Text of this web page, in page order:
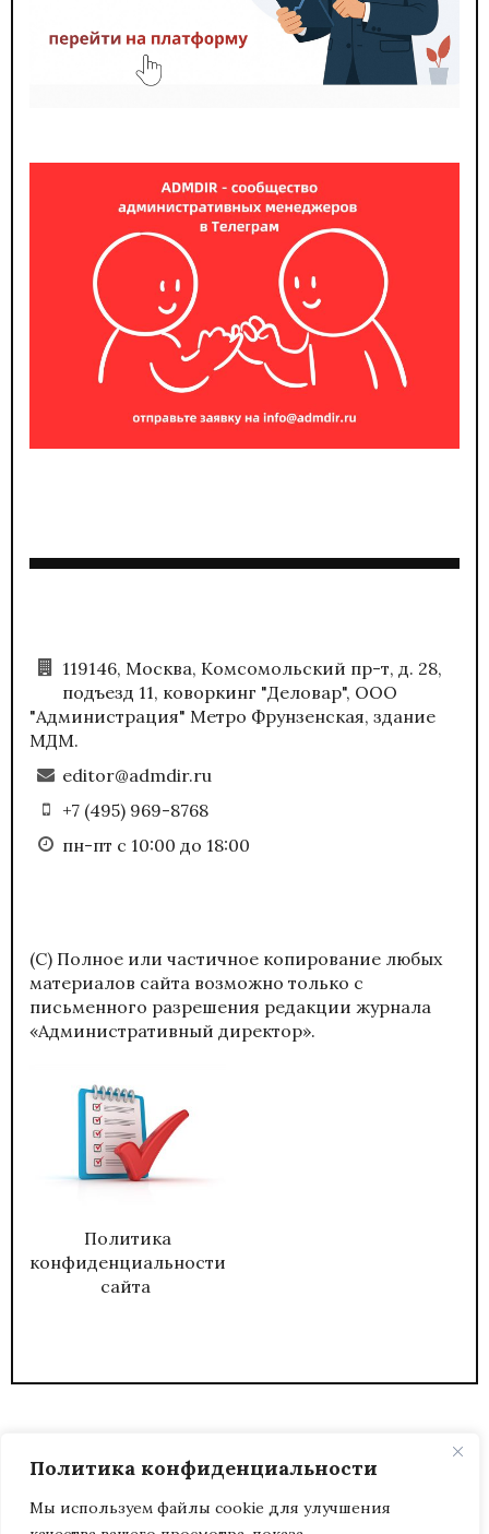
Политика конфиденциальности
Мы используем файлы cookie для улучшения
119146, Москва, Комсомольский пр-т, д. 28,
подъезд 11, коворкинг "Деловар", ООО
"Администрация" Метро Фрунзенская, здание
МДМ.
editor@admdir.ru
+7 (495) 969-8768
пн-пт с 10:00 до 18:00
(С) Полное или частичное копирование любых
материалов сайта возможно только с
письменного разрешения редакции журнала
«Административный директор».
Политика
конфиденциальности
сайта